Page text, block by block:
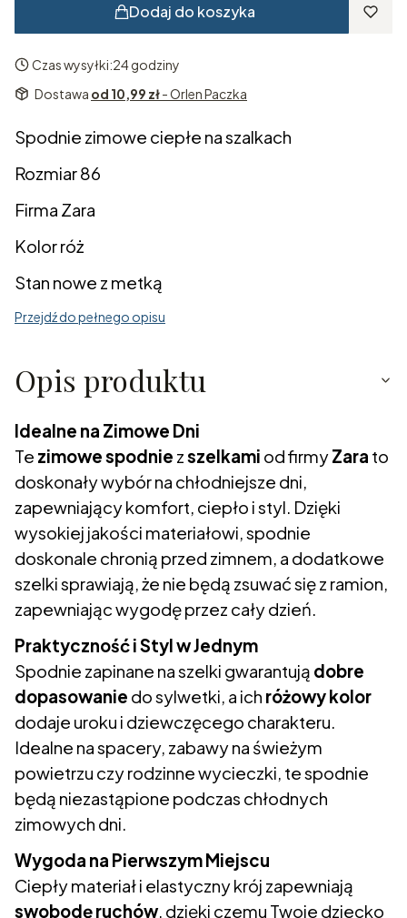
Dodaj do koszyka
Czas wysyłki:24 godziny
Dostawa od 10,99 zł- Orlen Paczka
Spodnie zimowe ciepłe na szalkach
Rozmiar 86
Firma Zara
Kolor róż
Stan nowe z metką
Przejdź do pełnego opisu
Opis produktu
Idealne na Zimowe Dni
Te zimowe spodnie zszelkami od firmyZara to
doskonały wybór na chłodniejsze dni,
zapewniający komfort, ciepło i styl. Dzięki
wysokiej jakości materiałowi, spodnie
doskonale chronią przed zimnem, a dodatkowe
szelki sprawiają, że nie będą zsuwać się z ramion,
zapewniając wygodę przez cały dzień.
Praktyczność i Styl w Jednym
Spodnie zapinane na szelki gwarantują dobre
dopasowanie do sylwetki, a ich różowy kolor
dodaje uroku i dziewczęcego charakteru.
Idealne na spacery, zabawy na świeżym
powietrzu czy rodzinne wycieczki, te spodnie
będą niezastąpione podczas chłodnych
zimowych dni.
Wygoda na Pierwszym Miejscu
Ciepły materiał i elastyczny krój zapewniają
swobodę ruchów, dzięki czemu Twoje dziecko